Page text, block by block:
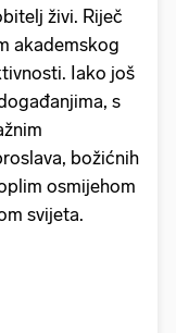
živi. Riječ
akademskog
Iako još
s
božićnih
osmijehom
svijeta.